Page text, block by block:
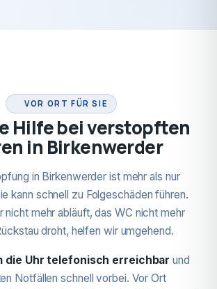
VOR ORT FÜR SIE
Hilfe bei verstopften
in Birkenwerder
in Birkenwerder ist mehr als nur
kann schnell zu Folgeschäden führen.
nicht mehr abläuft, das WC nicht mehr
droht, helfen wir umgehend.
die Uhr telefonisch erreichbar und
Notfällen schnell vorbei. Vor Ort